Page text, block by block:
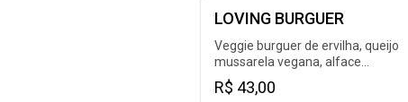
LOVING BURGUER
Veggie burguer de ervilha, queijo
mussarela vegana, alface
americana, tomate, cebola roxa,
molho mostarda loving hut e picles.
R$ 43,00